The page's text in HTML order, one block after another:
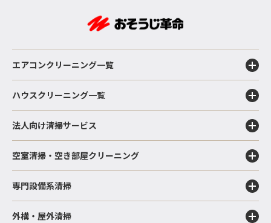
エアコンクリーニング一覧
ハウスクリーニング一覧
法人向け清掃サービス
空室清掃・空き部屋クリーニング
専門設備系清掃
外構・屋外清掃